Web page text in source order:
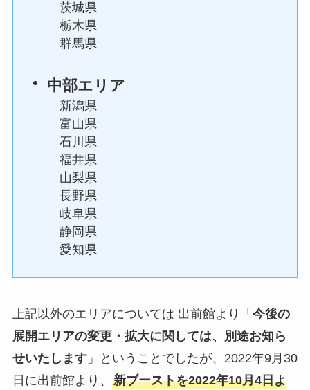
茨城県
栃木県
群馬県
中部エリア
新潟県
富山県
石川県
福井県
山梨県
長野県
岐阜県
静岡県
愛知県
上記以外のエリアについては 出前館より「 今後の
展開エリアの変更・拡大に関しては、別途お知ら
せいたします」ということでしたが、2022年9月30
日に出前館より、 新ブーストを2022年10月4日よ